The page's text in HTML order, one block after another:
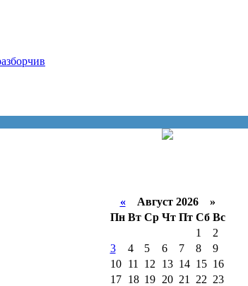
«Август 2026 »
Пн Вт Ср Чт Пт Сб Вс
1
2
3
4 5 6 7 8
9
10
11 12 13 14 15 16
17
18 19 20 21 22 23